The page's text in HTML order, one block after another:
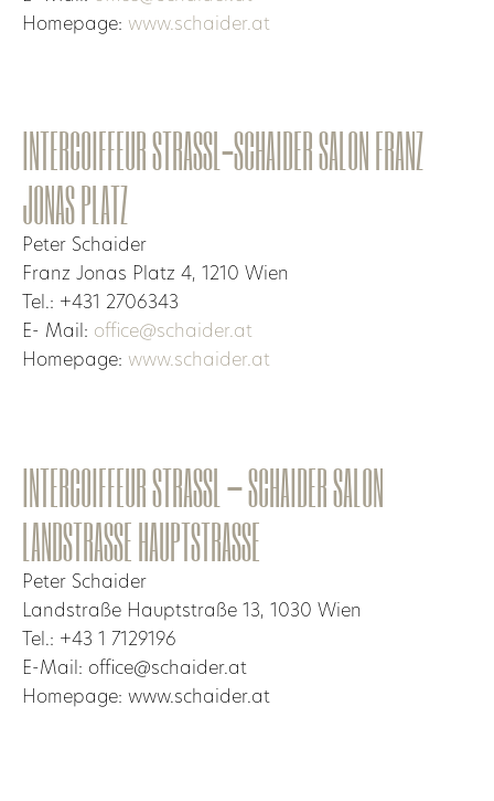
Homepage: www.schaider.at
INTERCOIFFEUR STRASSL-SCHAIDER SALON FRANZ
JONAS PLATZ
Peter Schaider
Franz Jonas Platz 4, 1210 Wien
Tel.: +431 2706343
E- Mail: office@schaider.at
Homepage: www.schaider.at
INTERCOIFFEUR STRASSL – SCHAIDER SALON
LANDSTRASSE HAUPTSTRASSE
Peter Schaider
Landstraße Hauptstraße 13, 1030 Wien
Tel.: +43 1 7129196
E-Mail: office@schaider.at
Homepage: www.schaider.at